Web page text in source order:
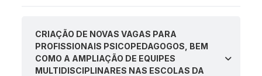
CRIAÇÃO DE NOVAS VAGAS PARA
PROFISSIONAIS PSICOPEDAGOGOS, BEM
COMO A AMPLIAÇÃO DE EQUIPES
MULTIDISCIPLINARES NAS ESCOLAS DA